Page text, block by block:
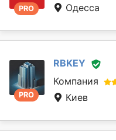
PRO
Одесса
PRO
RBKEY
Компания
Киев